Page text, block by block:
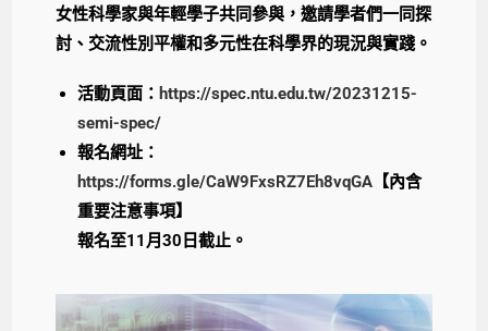
女性科學家與年輕學子共同參與，邀請學者們一同探
討、交流性別平權和多元性在科學界的現況與實踐。
活動頁面： https://spec.ntu.edu.tw/20231215-
semi-spec/
報名網址：
https://forms.gle/CaW9FxsRZ7Eh8vqGA 【內含
重要注意事項】
報名至11月30日截止。